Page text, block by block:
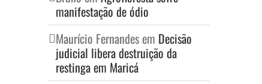
manifestação de ódio
Maurício Fernandesem Decisão
judicial libera destruição da
restinga em Maricá